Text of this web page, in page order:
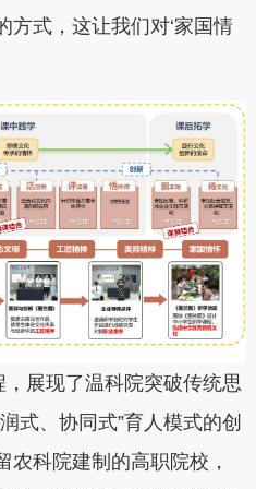
方式，这让我们对‘家国情
展现了温科院突破传统思
式、协同式”育人模式的创
农科院建制的高职院校，